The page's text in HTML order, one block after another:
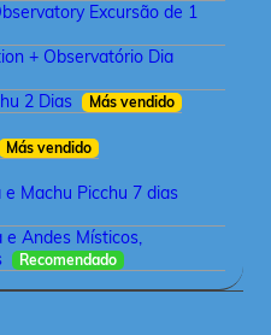
Excursão de 1
+ Observatório Dia
2 Dias Más vendido
Más vendido
e Machu Picchu 7 dias
e Andes Místicos,
Recomendado